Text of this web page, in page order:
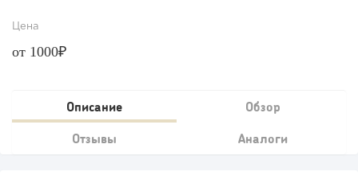
Цена
от 1000₽
Описание Обзор
Отзывы Аналоги